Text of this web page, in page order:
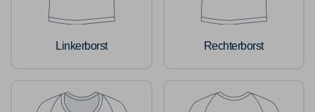
Linkerborst Rechterborst